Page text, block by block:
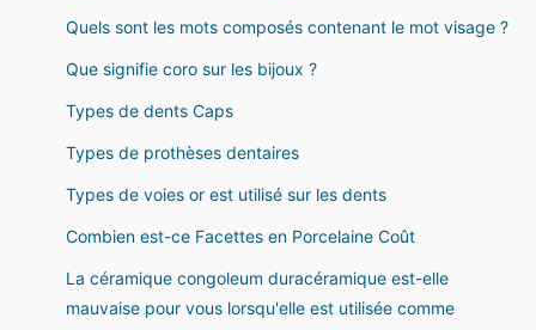
Quels sont les mots composés contenant le mot visage ?
Que signifie coro sur les bijoux ?
Types de dents Caps
Types de prothèses dentaires
Types de voies or est utilisé sur les dents
Combien est-ce Facettes en Porcelaine Coût
La céramique congoleum duracéramique est-elle
mauvaise pour vous lorsqu'elle est utilisée comme